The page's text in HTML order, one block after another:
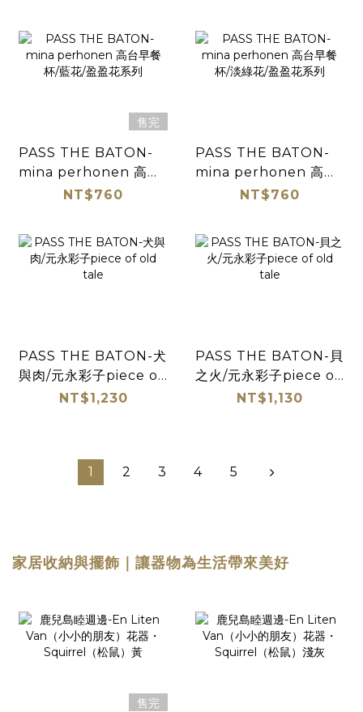
售完
PASS THE BATON-
mina perhonen 高台
早餐杯/藍花/盈盈花系列
NT$760
PASS THE BATON-
mina perhonen 高台
早餐杯/淡綠花/盈盈花系
NT$760
PASS THE BATON-犬
與肉/元永彩子piece of
old taleNT$1,230
PASS THE BATON-貝
之火/元永彩子piece of
old taleNT$1,130
1 2 3 4 5
家居收納與擺飾｜讓器物為生活帶來美好
售完